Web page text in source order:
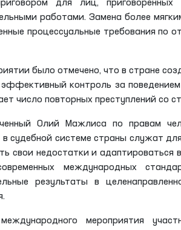
для лиц,
работами. Замена более
процессуальные требования по
было отмечено, что в стране
контроль за
число повторных преступлений со
Олий Мажлиса по правам
судебной системе страны служат
свои недостатки и адаптироваться
международных
результаты в
мероприятия